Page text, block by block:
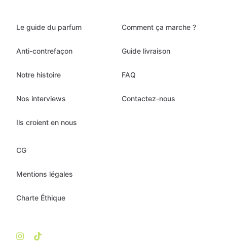
Le guide du parfum
Anti-contrefaçon
Notre histoire
Nos interviews
Ils croient en nous
Comment ça marche ?
Guide livraison
FAQ
Contactez-nous
CG
Mentions légales
Charte Éthique